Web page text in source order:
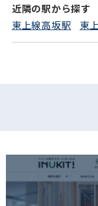
近隣の駅から探す
東上線高坂駅
東